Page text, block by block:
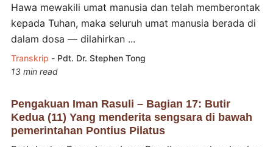
Hawa mewakili umat manusia dan telah memberontak
kepada Tuhan, maka seluruh umat manusia berada di
dalam dosa — dilahirkan ...
Transkrip - Pdt. Dr. Stephen Tong
13 min read
Pengakuan Iman Rasuli – Bagian 17: Butir
Kedua (11) Yang menderita sengsara di bawah
pemerintahan Pontius Pilatus